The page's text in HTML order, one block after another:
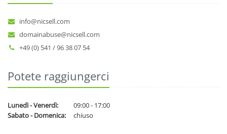
info@nicsell.com
domainabuse@nicsell.com
+49 (0) 541 / 96 38 07 54
Potete raggiungerci
Lunedì - Venerdì:
09:00 - 17:00
Sabato - Domenica:
chiuso